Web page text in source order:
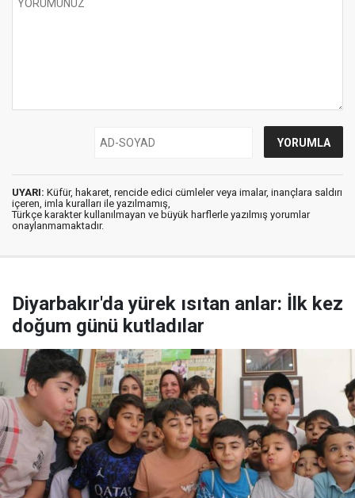
UYARI: Küfür, hakaret, rencide edici cümleler veya imalar, inançlara saldırı
içeren, imla kuralları ile yazılmamış,
Türkçe karakter kullanılmayan ve büyük harflerle yazılmış yorumlar
onaylanmamaktadır.
Diyarbakır'da yürek ısıtan anlar: İlk kez
doğum günü kutladılar